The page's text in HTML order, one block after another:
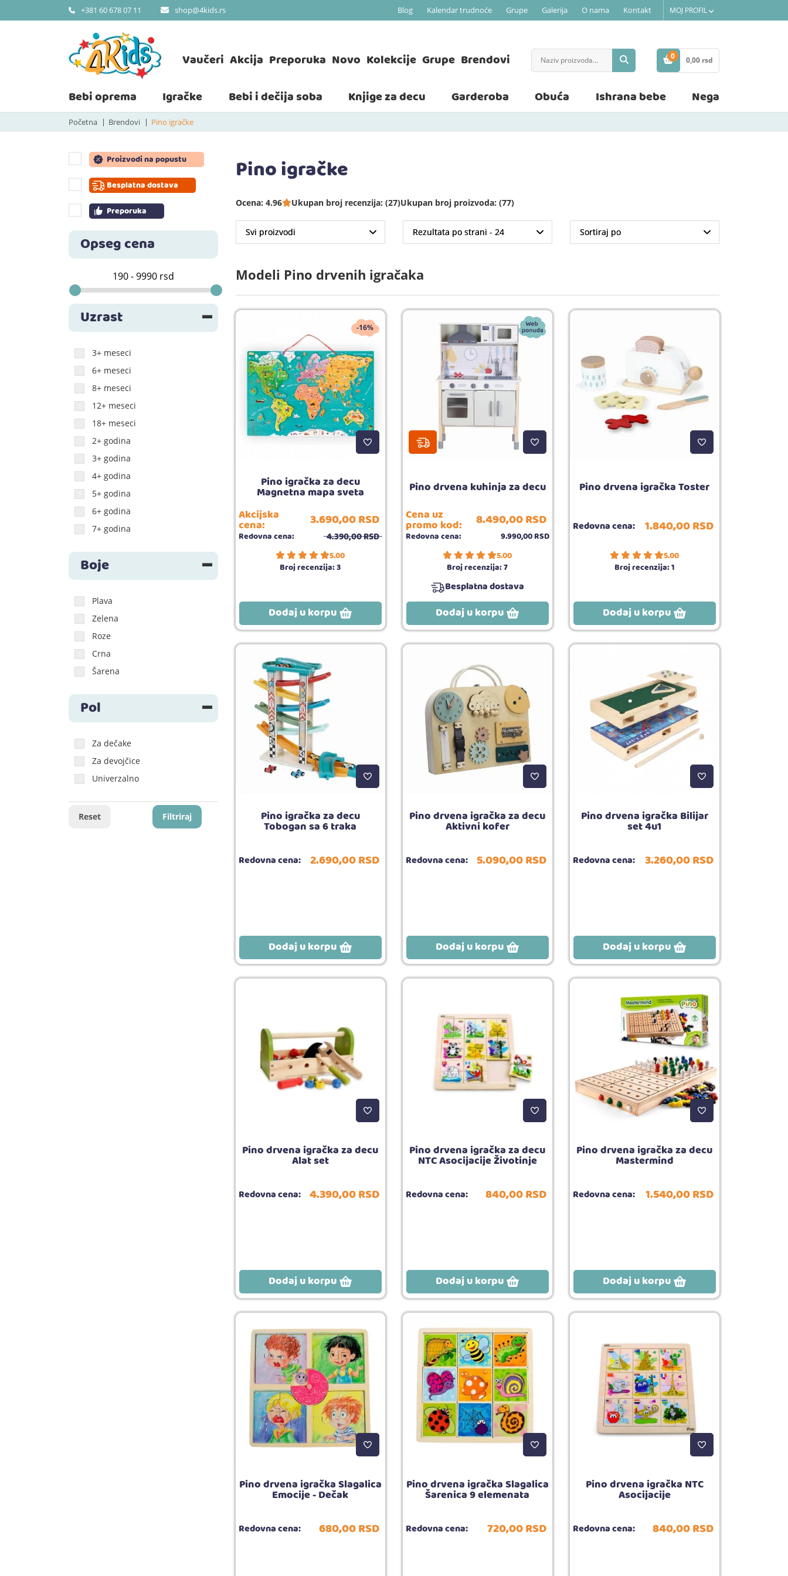
+381 60 678 07 11 shop@4kids.rs Blog Kalendar trudnoće Grupe Galerija O nama Kontakt MOJ PROFIL
Vaučeri Akcija Preporuka Novo Kolekcije Grupe Brendovi
0
STAVKE
0,00 rsd
Bebi oprema Igračke Bebi i dečija soba Knjige za decu Garderoba Obuća Ishrana bebe Nega
Početna Brendovi Pino igračke
Proizvodi na popustu
Besplatna dostava
Preporuka
Opseg cena
Uzrast
3+ meseci
6+ meseci
8+ meseci
12+ meseci
18+ meseci
2+ godina
3+ godina
4+ godina
5+ godina
6+ godina
7+ godina
Boje
Plava
Zelena
Roze
Crna
Šarena
Pol
Za dečake
Za devojčice
Univerzalno
Reset Filtriraj
Pino igračke
Ocena: 4.96 Ukupan broj recenzija: (27)Ukupan broj proizvoda: (77)
Modeli Pino drvenih igračaka
-16%
Pino igračka za decu
Magnetna mapa sveta
Akcijska
cena: 3.690,00RSD
Redovna cena: 4.390,00RSD
5.00
Broj recenzija:3
Dodaj u korpu
Pino drvena kuhinja za decu
Cena uz
promo kod: 8.490,00RSD
Redovna cena: 9.990,00RSD
5.00
Broj recenzija:7
Besplatna dostava
Dodaj u korpu
Pino drvena igračka Toster
Redovna cena: 1.840,00RSD
5.00
Broj recenzija:1
Dodaj u korpu
Pino igračka za decu
Tobogan sa 6 traka
Redovna cena: 2.690,00RSD
Dodaj u korpu
Pino drvena igračka za decu
Aktivni kofer
Redovna cena: 5.090,00RSD
Dodaj u korpu
Pino drvena igračka Bilijar
set 4u1
Redovna cena: 3.260,00RSD
Dodaj u korpu
Pino drvena igračka za decu
Alat set
Redovna cena: 4.390,00RSD
Dodaj u korpu
Pino drvena igračka za decu
NTC Asocijacije Životinje
Redovna cena: 840,00RSD
Dodaj u korpu
Pino drvena igračka za decu
Mastermind
Redovna cena: 1.540,00RSD
Dodaj u korpu
Pino drvena igračka Slagalica
Emocije - Dečak
Redovna cena: 680,00RSD
Pino drvena igračka Slagalica
Šarenica 9 elemenata
Redovna cena: 720,00RSD
Pino drvena igračka NTC
Asocijacije
Redovna cena: 840,00RSD